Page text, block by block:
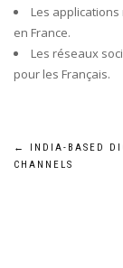
Les
en France.
Les réseaux
pour les Français.
Post
←
INDIA-BASED
CHANNELS